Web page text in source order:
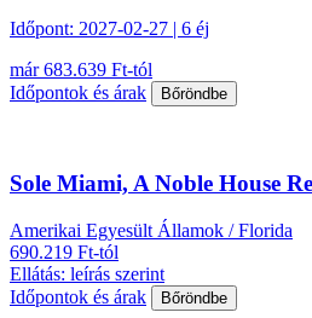
Időpont: 2027-02-27 | 6 éj
már 683.639 Ft-tól
Időpontok és árak
Bőröndbe
Sole Miami, A Noble House
Amerikai Egyesült Államok / Florida
690.219 Ft-tól
Ellátás: leírás szerint
Időpontok és árak
Bőröndbe